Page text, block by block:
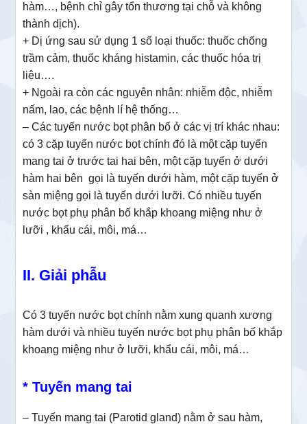
hàm…, bệnh chỉ gây tổn thương tại chỗ và không
thành dịch).
+ Dị ứng sau sử dụng 1 số loại thuốc: thuốc chống
trầm cảm, thuốc kháng histamin, các thuốc hóa trị
liệu….
+ Ngoài ra còn các nguyên nhân: nhiễm độc, nhiễm
nấm, lao, các bệnh lí hệ thống…
– Các tuyến nước bọt phân bố ở các vị trí khác nhau:
có 3 cặp tuyến nước bọt chính đó là một cặp tuyến
mang tai ở trước tai hai bên, một cặp tuyến ở dưới
hàm hai bên gọi là tuyến dưới hàm, một cặp tuyến ở
sàn miệng gọi là tuyến dưới lưỡi. Có nhiều tuyến
nước bọt phụ phân bố khắp khoang miệng như ở
lưỡi , khẩu cái, môi, má…
II. Giải phẫu
Có 3 tuyến nước bọt chính nằm xung quanh xương
hàm dưới và nhiều tuyến nước bọt phụ phân bố khắp
khoang miệng như ở lưỡi, khẩu cái, môi, má…
* Tuyến mang tai
– Tuyến mang tai (Parotid gland) nằm ở sau hàm,